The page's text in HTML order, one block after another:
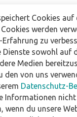
Cookies auf
werden
Erfahrung zu
Dienste sowohl auf
Medien
den von uns
Datenschutz-
Informationen nicht
wenn du unsere